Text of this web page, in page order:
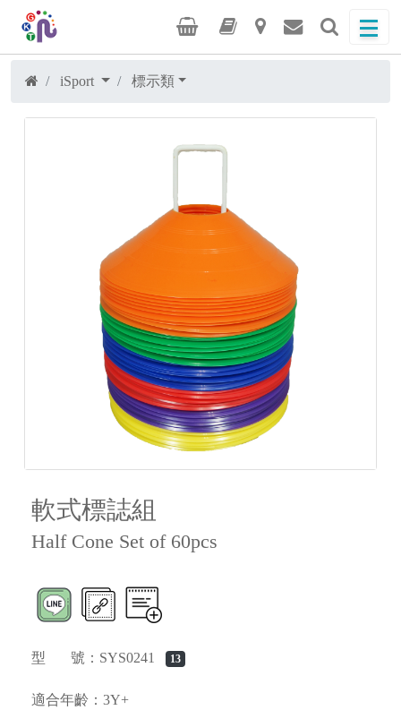
iSport 標示類
軟式標誌組
Half Cone Set of 60pcs
型 號：SYS0241 13
適合年齡：3Y+